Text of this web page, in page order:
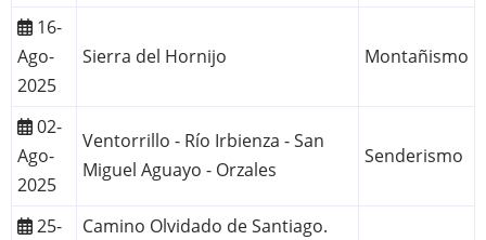
16-
Ago-
2025
Sierra del Hornijo Montañismo
02-
Ago-
2025
Ventorrillo - Río Irbienza - San
Miguel Aguayo - Orzales
Senderismo
25-
Camino Olvidado de Santiago.